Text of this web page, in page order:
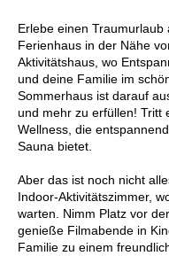
Erlebe einen
Ferienhaus in der Nähe
Aktivitätshaus, wo
und deine Familie im
Sommerhaus ist darauf
und mehr zu erfüllen! Tritt
Wellness, die
Sauna bietet.
Aber das ist noch nicht
Indoor-Aktivitätszimmer,
warten. Nimm Platz vor
genieße Filmabende in
Familie zu einem